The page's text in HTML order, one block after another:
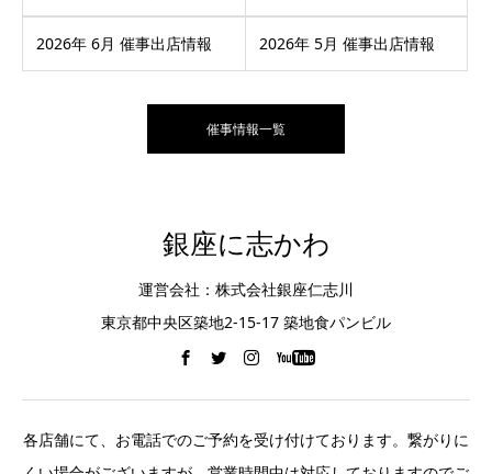
2026年 6月 催事出店情報 2026年 5月 催事出店情報
催事情報一覧
銀座に志かわ
運営会社：株式会社銀座仁志川
東京都中央区築地2-15-17 築地食パンビル
各店舗にて、お電話でのご予約を受け付けております。繋がりに